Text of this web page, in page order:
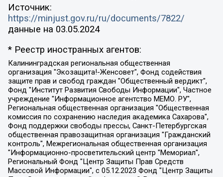
Источник:
https://minjust.gov.ru/ru/documents/7822/
данные на 03.05.2024
* Реестр иностранных агентов:
Калининградская региональная общественная организация "Экозащита!-Женсовет", Фонд содействия защите прав и свобод граждан "Общественный вердикт", Фонд "Институт Развития Свободы Информации", Частное учреждение "Информационное агентство МЕМО. РУ", Региональная общественная организация "Общественная комиссия по сохранению наследия академика Сахарова", Фонд поддержки свободы прессы, Санкт-Петербургская общественная правозащитная организация "Гражданский контроль", Межрегиональная общественная организация "Информационно-просветительский центр "Мемориал", Региональный Фонд "Центр Защиты Прав Средств Массовой Информации", с 05.12.2023 Фонд "Центр Защиты Прав Средств массовой информации", Региональная общественная благотворительная организация помощи беженцам и мигрантам "Гражданское содействие", Негосударственное образовательное учреждение дополнительного профессионального образования (повышение квалификации) специалистов "АКАДЕМИЯ ПО ПРАВАМ ЧЕЛОВЕКА", Свердловская региональная общественная организация "Сутяжник", Автономная некоммерческая организация "Центр независимых социологических исследований", Союз общественных объединений "Российский исследовательский центр по правам человека", Региональное общественное учреждение научно-информационный центр "МЕМОРИАЛ", Некоммерческая организация "Фонд защиты гласности", Автономная некоммерческая организация "Институт прав человека", Городская общественная организация "Екатеринбургское общество "МЕМОРИАЛ", Городская общественная организация "Рязанское историко-просветительское и правозащитное общество "Мемориал" (Рязанский Мемориал), Челябинский региональный орган общественной самодеятельности – женское общественное объединение "Женщины Евразии", Челябинский региональный орган общественной самодеятельности "Уральская правозащитная группа", Фонд содействия защите здоровья и социальной справедливости имени Андрея Рылькова, Автономная Некоммерческая Организация "Аналитический Центр Юрия Левады", Автономная некоммерческая организация социальной поддержки населения "Проект Апрель", Региональная общественная организация помощи женщинам и детям, находящимся в кризисной ситуации "Информационно-методический центр "Анна", Фонд содействия развитию массовых коммуникаций и правовому просвещению "Так-так-Так", Фонд содействия устойчивому развитию "Серебряная тайга", Свердловский региональный общественный фонд социальных проектов "Новое время", "Idel.Реалии", Кавказ.Реалии, Крым.Реалии, Телеканал Настоящее Время, Татаро-башкирская служба Радио Свобода (Azatliq Radiosi), Радио Свободная Европа/Радио Свобода (PCE/PC), "Сибирь.Реалии", "Фактограф", Благотворительный фонд помощи осужденным и их семьям, Автономная некоммерческая организация "Институт глобализации и социальных движений", Фонд "В защиту прав заключенных", Частное учреждение "Центр поддержки и содействия развитию средств массовой информации", Пензенский региональный общественный благотворительный фонд "Гражданский союз", "Север.Реалии", Некоммерческая организация Фонд "Правовая инициатива", Общество с ограниченной ответственностью "Радио Свободная Европа/Радио Свобода", Чешское информационное агентство "MEDIUM-ORIENT", Красноярская региональная общественная организация "Мы против СПИДа", Камалягин Денис Николаевич, Маркелов Сергей Евгеньевич, Пономарев Лев Александрович, Савицкая Людмила Алексеевна, Автономная некоммерческая организация "Центр по работе с проблемой насилия "НАСИЛИЮ.НЕТ", Межрегиональный профессиональный союз работников здравоохранения "Альянс врачей", Юридическое лицо, зарегистрированное в Латвийской Республике, SIA "Medusa Project" (регистрационный номер 40103797863, дата регистрации 10.06.2014), Некоммерческая организация "Фонд по борьбе с коррупцией", Автономная некоммерческая организация "Институт права и публичной политики", Баданин Роман Сергеевич, Гликин Максим Александрович, Железнова Мария Михайловна, Лукьянова Юлия Сергеевна, Маетная Елизавета Витальевна, Маняхин Петр Борисович, Чуракова Ольга Владимировна, Ярош Юлия Петровна, Юридическое лицо "The Insider SIA", зарегистрированное в Риге, Латвийская Республика (дата регистрации 26.06.2015), являющееся администратором доменного имени интернет-издания "The Insider SIA", https://theins.ru, Постернак Алексей Евгеньевич, Рубин Михаил Аркадьевич, Анин Роман Александрович, Юридическое лицо Istories fonds, зарегистрированное в Латвийской Республике (регистрационный номер 50008295751, дата регистрации 24.02.2020), Великовский Дмитрий Александрович, Долинина Ирина Николаевна, Мароховская Алеся Алексеевна, Шлейнов Роман Юрьевич, Шмагун Олеся Валентиновна, Общество с ограниченной ответственностью "Альтаир 2021", Общество с ограниченной ответственностью "Вега 2021", Общество с ограниченной ответственностью "Главный редактор 2021", Общество с ограниченной ответственностью "Ромашки монолит", Важенков Артем Валерьевич, Ивановская областная общественная организация "Центр гендерных исследований", Гурман Юрий Альбертович, Медиапроект "ОВД-Инфо", Егоров Владимир Владимирович, Жилинский Владимир Александрович, Общество с ограниченной ответственностью "ЗП", Иванова София Юрьевна, Карезина Инна Павловна, Кильтау Екатерина Викторовна, Петров Алексей Викторович, Пискунов Сергей Евгеньевич, Смирнов Сергей Сергеевич, Тихонов Михаил Сергеевич, Общество с ограниченной ответственностью "ЖУРНАЛИСТ-ИНОСТРАННЫЙ АГЕНТ", Арапова Галина Юрьевна, Вольтская Татьяна Анатольевна, Американская компания "Mason G.E.S. Anonymous Foundation" (США), являющаяся владельцем интернет-издания https://mnews.world/, Компания "Stichting Bellingcat", зарегистрированная в Нидерландах (дата регистрации 11.07.2018), Захаров Андрей Вячеславович, Клепиковская Екатерина Дмитриевна, Общество с ограниченной ответственностью "МЕМО", Перл Роман Александрович, Симонов Евгений Алексеевич, Соловьева Елена Анатольевна, Сотников Даниил Владимирович, Сурначева Елизавета Дмитриевна, Автономная некоммерческая организация по защите прав человека и информированию населения "Якутия – Наше Мнение", Общество с ограниченной ответственностью "Москоу диджитал медиа", с 26.01.2023 Общество с ограниченной ответственностью "Чайка Белые сады", Ветошкина Валерия Валерьевна, Заговора Максим Александрович, Межрегиональное общественное движение "Российская ЛГБТ - сеть", Оленичев Максим Владимирович, Павлов Иван Юрьевич, Скворцова Елена Сергеевна, Общество с ограниченной ответственностью "Как бы инагент", Кочетков Игорь Викторович, Общество с ограниченной ответственностью "Честные выборы", Еланчик Олег Александрович, Общество с ограниченной ответственностью "Нобелевский призыв", Гималова Регина Эмилевна, Григорьев Андрей Валерьевич, Григорьева Алина Александровна, Ассоциация по содействию защите прав призывников, альтернативнослужащих и военнослужащих "Правозащитная группа "Гражданин.Армия.Право", Хисамова Регина Фаритовна, Автономная некоммерческая организация по реализации социально-правовых программ "Лилит", Дальневосточное общественное движение "Маяк", Санкт-Петербургская ЛГБТ-инициативная группа "Выход", Инициативная группа ЛГБТ+ "Реверс", Алексеев Андрей Викторович, Бекбулатова Таисия Львовна, Беляев Иван Михайлович, Владыкина Елена Сергеевна, Гельман Марат Александрович, Никульшина Вероника Юрьевна, Толоконникова Надежда Андреевна, Шендерович Виктор Анатольевич, Общество с ограниченной ответственностью "Данное сообщение", Общество с ограниченной ответственностью Издательский дом "Новая глава", Айнбиндер Александра Александровна, Московский комьюнити-центр для ЛГБТ+инициатив, Благотворительный фонд развития филантропии, Deutsche Welle (Германия, Kurt-Schumacher-Strasse 3, 53113 Bonn), Борзунова Мария Михайловна, Воробьев Виктор Викторович, Голубева Анна Львовна, Константинова Алла Михайловна, Малкова Ирина Владимировна, Мурадов Мурад Абдулгалимович, Осетинская Елизавета Николаевна, Понасенков Евгений Николаевич, Ганапольский Матвей Юрьевич, Киселев Евгений Алексеевич, Борухович Ирина Григорьевна, Дремин Иван Тимофеевич, Дубровский Дмитрий Викторович, Красноярская региональная общественная организация поддержки и развития альтернативных образовательных технологий и межкультурных коммуникаций "ИНТЕРРА", Маяковская Екатерина Алексеевна, Фейгин Марк Захарович, Филимонов Андрей Викторович, Дзугкоева Регина Николаевна, Доброхотов Роман Александрович, Дудь Юрий Александрович, Елкин Сергей Владимирович, Кругликов Кирилл Игоревич, Сабунаева Мария Леонидовна, Семенов Алексей Владимирович, Шаинян Карен Багратович, Шульман Екатерина Михайловна, Асафьев Артур Валерьевич, Вахштайн Виктор Семенович, Венедиктов Алексей Алексеевич, Лушникова Екатерина Евгеньевна, Волков Леонид Михайлович, Невзоров Александр Глебович, Пархоменко Сергей Борисович, Сироткин Ярослав Николаевич, Кара-Мурза Владимир Владимирович, Баранова Наталья Владимировна, Гозман Леонид Яковлевич, Кагарлицкий Борис Юльевич, Климарев Михаил Валерьевич, Милов Владимир Станиславович, Автономная некоммерческая организация Краснодарский центр современного искусства "Типография", Моргенштерн Алишер Тагирович, Соболь Любовь Эдуардовна, Общество с ограниченной ответственностью "ЛИЗА НОРМ", Каспаров Гарри Кимович, Ходорковский Михаил Борисович, Общество с ограниченной ответственностью "Апрельские тезисы", Данилович Ирина Брониславовна, Кашин Олег Владимирович, Петров Николай Владимирович, Пивоваров Алексей Владимирович, Соколов Михаил Владимирович, Цветкова Юлия Владимировна, Чичваркин Евгений Александрович, Комитет против пыток/Команда против пыток, Общество с ограниченной ответственностью "Первый научный", Общество с ограниченной ответственностью "Вертолет и ко", Белоцерковская Вероника Борисовна, Кац Максим Евгеньевич, Лазарева Татьяна Юрьевна, Шаведдинов Руслан Табризович, Яшин Илья Валерьевич, Общество с ограниченной ответственностью "Иноагент ААВ", Алешковский Дмитрий Петрович, Альбац Евгения Марковна, Быков Дмитрий Львович, Галямина Юлия Евгеньевна, Лойко Сергей Леонидович, Мартынов Кирилл Константинович, Медведев Сергей Александрович, Крашенинников Федор Геннадиевич, Гордеева Катерина Вл